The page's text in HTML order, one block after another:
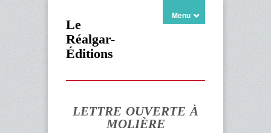
Le
Réalgar-
Éditions
Menu
LETTRE OUVERTE À
MOLIÈRE